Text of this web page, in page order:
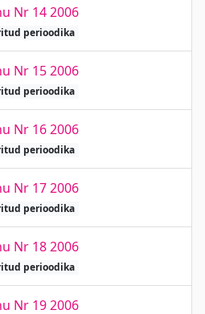
Nr 14 2006
perioodika
Nr 15 2006
perioodika
Nr 16 2006
perioodika
Nr 17 2006
perioodika
Nr 18 2006
perioodika
Nr 19 2006